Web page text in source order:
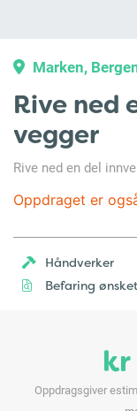
Marken,
Rive ned
vegger
Rive ned en del
Oppdraget er
Håndverker
Befaring
Oppdragsgiver